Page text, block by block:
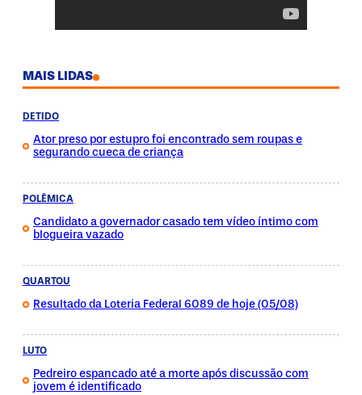
MAIS LIDAS
DETIDO
Ator preso por estupro foi encontrado sem roupas e
segurando cueca de criança
POLÊMICA
Candidato a governador casado tem vídeo íntimo com
blogueira vazado
QUARTOU
Resultado da Loteria Federal 6089 de hoje (05/08)
LUTO
Pedreiro espancado até a morte após discussão com
jovem é identificado